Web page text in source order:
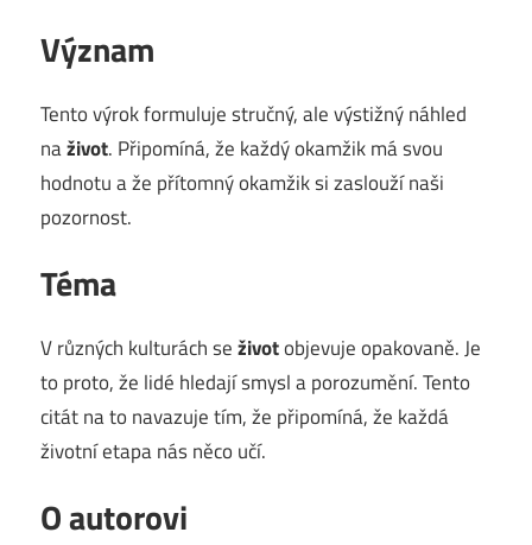
Význam
Tento výrok formuluje stručný, ale výstižný náhled
naživot. Připomíná, že každý okamžik má svou
hodnotu a že přítomný okamžik si zaslouží naši
pozornost.
Téma
V různých kulturách seživotobjevuje opakovaně. Je
to proto, že lidé hledají smysl a porozumění. Tento
citát na to navazuje tím, že připomíná, že každá
životní etapa nás něco učí.
O autorovi